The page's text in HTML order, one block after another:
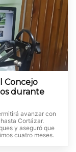
Concejo
durante
avanzar con
Cortázar.
y aseguró que
cuatro meses.